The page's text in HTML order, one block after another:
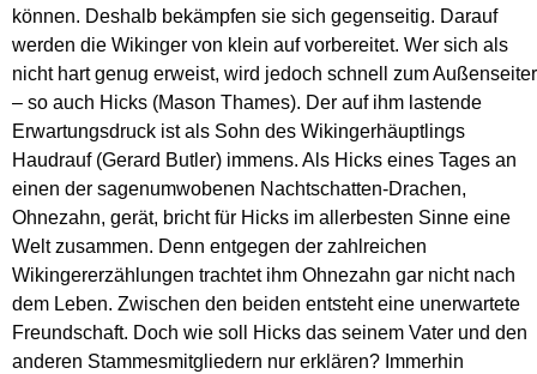
können. Deshalb bekämpfen sie sich gegenseitig. Darauf
werden die Wikinger von klein auf vorbereitet. Wer sich als
nicht hart genug erweist, wird jedoch schnell zum Außenseiter
– so auch Hicks (Mason Thames). Der auf ihm lastende
Erwartungsdruck ist als Sohn des Wikingerhäuptlings
Haudrauf (Gerard Butler) immens. Als Hicks eines Tages an
einen der sagenumwobenen Nachtschatten-Drachen,
Ohnezahn, gerät, bricht für Hicks im allerbesten Sinne eine
Welt zusammen. Denn entgegen der zahlreichen
Wikingererzählungen trachtet ihm Ohnezahn gar nicht nach
dem Leben. Zwischen den beiden entsteht eine unerwartete
Freundschaft. Doch wie soll Hicks das seinem Vater und den
anderen Stammesmitgliedern nur erklären? Immerhin